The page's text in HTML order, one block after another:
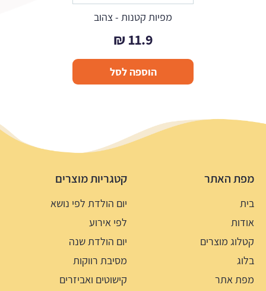
מפיות קטנות - צהוב
11.9
₪
הוספה לסל
מפת האתר
בית
אודות
קטלוג מוצרים
בלוג
מפת אתר
קטגריות מוצרים
יום הולדת לפי נושא
לפי אירוע
יום הולדת שנה
מסיבת רווקות
קישוטים ואביזרים